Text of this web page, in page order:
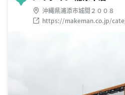
沖縄県浦添市城間２００８
https://makeman.co.jp/